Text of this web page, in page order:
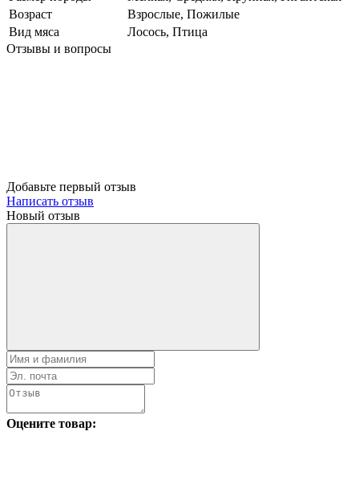
Возраст
Взрослые, Пожилые
Вид мяса
Лосось, Птица
Отзывы и вопросы
Добавьте первый отзыв
Написать отзыв
Новый отзыв
Оцените товар: